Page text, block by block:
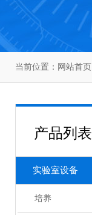
当前位置： 网站首页
产品列表
实验室设备
培养